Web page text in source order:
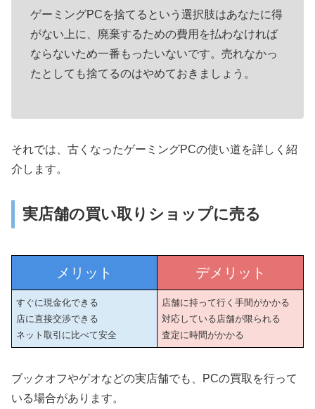
ゲーミングPCを捨てるという選択肢はあなたに得
がない上に、廃棄するための費用を払わなければ
ならないため一番もったいないです。売れなかっ
たとしても捨てるのはやめておきましょう。
それでは、古くなったゲーミングPCの使い道を詳しく紹
介します。
実店舗の買い取りショップに売る
メリット デメリット
すぐに現金化できる
店に直接交渉できる
ネット取引に比べて安全
店舗に持って行く手間がかかる
対応している店舗が限られる
査定に時間がかかる
ブックオフやゲオなどの実店舗でも、PCの買取を行って
いる場合があります。